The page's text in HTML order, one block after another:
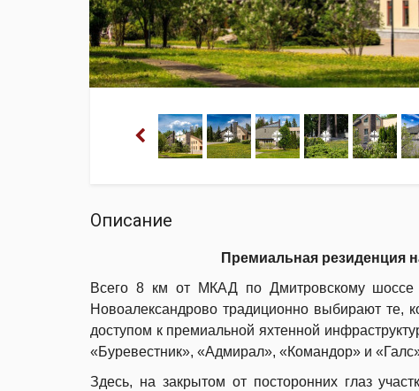
Описание
Премиальная резиденция
Всего 8 км от МКАД по Дмитровскому
Новоалександрово традиционно выбирают те,
доступом к премиальной яхтенной
«Буревестник», «Адмирал», «Командор» и
Здесь, на закрытом от посторонних глаз